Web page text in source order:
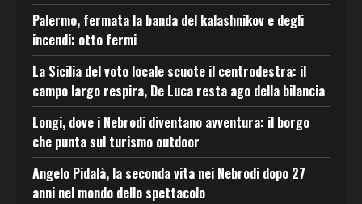
Palermo, fermata la banda del kalashnikov e degli
incendi: otto fermi
La Sicilia del voto locale scuote il centrodestra: il
campo largo respira, De Luca resta ago della bilancia
Longi, dove i Nebrodi diventano avventura: il borgo
che punta sul turismo outdoor
Angelo Pidalà, la seconda vita nei Nebrodi dopo 27
anni nel mondo dello spettacolo